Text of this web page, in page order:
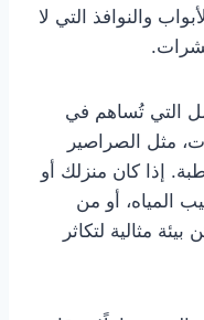
والنوافذ التي لا
التي تُساهم في
مثل الصراصير
إذا كان منزلك أو
المياه، أو من
مثالية لتكاثر